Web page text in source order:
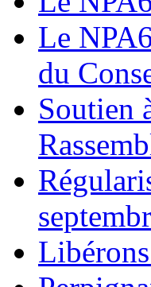
Le
du
Soutien